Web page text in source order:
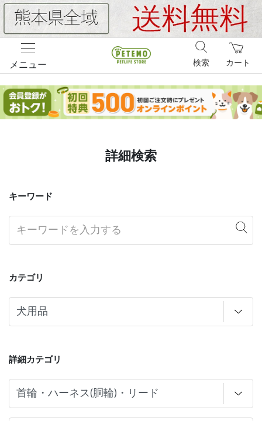
メニュー カート
検索
詳細検索
キーワード
カテゴリ
詳細カテゴリ